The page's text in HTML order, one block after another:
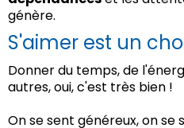
génère.
S'aimer est un
Donner du temps, de
autres, oui, c'est très bien !
On se sent généreux, on se